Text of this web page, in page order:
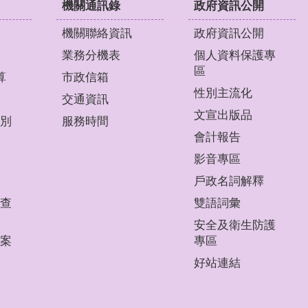
機關通訊錄
機關聯絡資訊
業務分機表
市政信箱
交通資訊
服務時間
政府資訊公開
政府資訊公開
個人資料保護專
區
性別主流化
文宣出版品
會計報告
影音專區
戶政名詞解釋
雙語詞彙
安全及衛生防護
專區
好站連結